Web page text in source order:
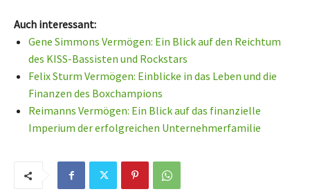
Auch interessant:
Gene Simmons Vermögen: Ein Blick auf den Reichtum
des KISS-Bassisten und Rockstars
Felix Sturm Vermögen: Einblicke in das Leben und die
Finanzen des Boxchampions
Reimanns Vermögen: Ein Blick auf das finanzielle
Imperium der erfolgreichen Unternehmerfamilie